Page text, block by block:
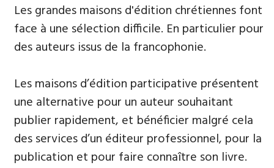
​Les grandes maisons d'édition chrétiennes font
face à une sélection difficile. En particulier pour
des auteurs issus de la francophonie.
Les maisons d’édition participative présentent
une alternative pour un auteur souhaitant
publier rapidement, et bénéficier malgré cela
des services d’un éditeur professionnel, pour la
publication et pour faire connaître son livre.